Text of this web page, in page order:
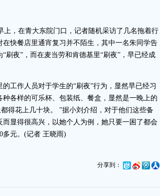
，在青大东院门口，记者随机采访了几名拖着行
快餐店里通宵复习并不陌生，其中一名朱同学告
刷夜”，而在麦当劳和肯德基里“刷夜”，早已经成
作人员对于学生的“刷夜”行为，显然早已经习
各样的可乐杯、包装纸、餐盒，显然是一晚上的
得花上几十块。 ”据小刘介绍，对于他们这些备
显得很高兴，以她个人为例，她只要一困了都会
多元。(记者 王晓雨)
分享到：